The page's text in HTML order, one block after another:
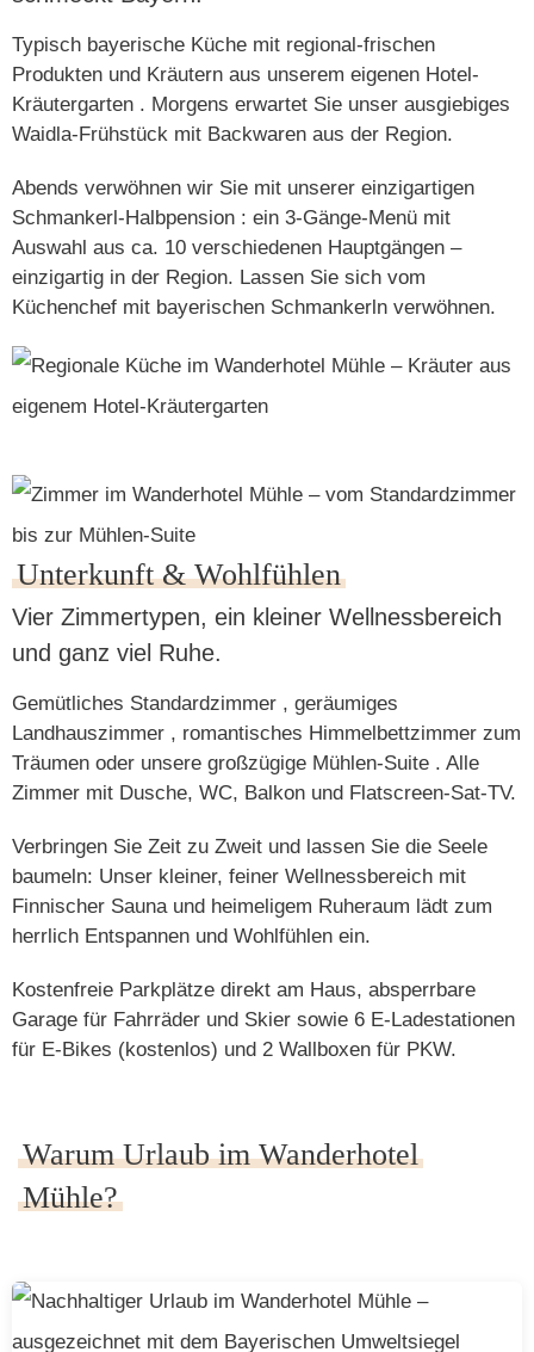
Typisch bayerische Küche mit regional-frischen
Produkten und Kräutern aus unserem eigenen Hotel-
Kräutergarten . Morgens erwartet Sie unser ausgiebiges
Waidla-Frühstück mit Backwaren aus der Region.
Abends verwöhnen wir Sie mit unserer einzigartigen
Schmankerl-Halbpension : ein 3-Gänge-Menü mit
Auswahl aus ca. 10 verschiedenen Hauptgängen –
einzigartig in der Region. Lassen Sie sich vom
Küchenchef mit bayerischen Schmankerln verwöhnen.
Unterkunft & Wohlfühlen
Vier Zimmertypen, ein kleiner Wellnessbereich
und ganz viel Ruhe.
Gemütliches Standardzimmer , geräumiges
Landhauszimmer , romantisches Himmelbettzimmer zum
Träumen oder unsere großzügige Mühlen-Suite . Alle
Zimmer mit Dusche, WC, Balkon und Flatscreen-Sat-TV.
Verbringen Sie Zeit zu Zweit und lassen Sie die Seele
baumeln: Unser kleiner, feiner Wellnessbereich mit
Finnischer Saunaund heimeligem Ruheraum lädt zum
herrlich Entspannen und Wohlfühlen ein.
Kostenfreie Parkplätze direkt am Haus, absperrbare
Garage für Fahrräder und Skier sowie 6 E-Ladestationen
für E-Bikes (kostenlos) und 2 Wallboxen für PKW.
Warum Urlaub im Wanderhotel
Mühle?